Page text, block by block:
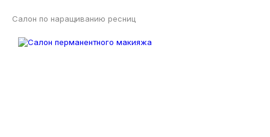
Салон по наращиванию ресниц